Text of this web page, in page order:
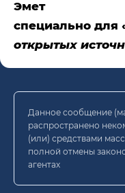
Эмет
специально для
открытых
Данное сообщение
распространено
(или) средствами
полной отмены
агентах